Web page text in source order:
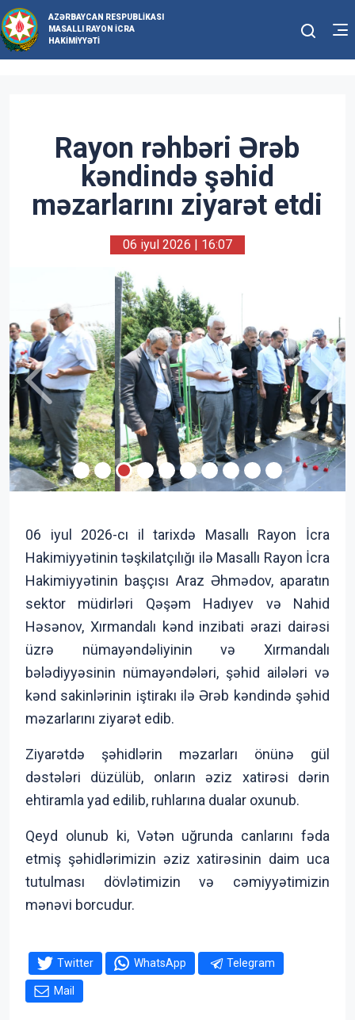
AZƏRBAYCAN RESPUBLIKASI
MASALLI RAYON İCRA
HAKIMIYYƏTI
Rayon rəhbəri Ərəb
kəndində şəhid
məzarlarını ziyarət etdi
06 iyul 2026 | 16:07
Previous Next
06 iyul 2026-cı il tarixdə Masallı Rayon İcra
Hakimiyyətinin təşkilatçılığı ilə Masallı Rayon İcra
Hakimiyyətinin başçısı Araz Əhmədov, aparatın
sektor müdirləri Qəşəm Hadıyev və Nahid
Həsənov, Xırmandalı kənd inzibati ərazi dairəsi
üzrə nümayəndəliyinin və Xırmandalı
bələdiyyəsinin nümayəndələri, şəhid ailələri və
kənd sakinlərinin iştirakı ilə Ərəb kəndində şəhid
məzarlarını ziyarət edib.
Ziyarətdə şəhidlərin məzarları önünə gül
dəstələri düzülüb, onların əziz xatirəsi dərin
ehtiramla yad edilib, ruhlarına dualar oxunub.
Qeyd olunub ki, Vətən uğrunda canlarını fəda
etmiş şəhidlərimizin əziz xatirəsinin daim uca
tutulması dövlətimizin və cəmiyyətimizin
mənəvi borcudur.
Twitter WhatsApp Telegram
Mail